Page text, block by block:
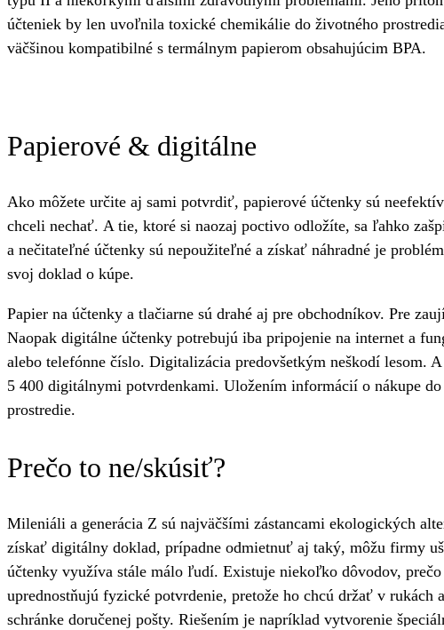
účteniek by len uvoľnila toxické chemikálie do životného
väčšinou kompatibilné s termálnym papierom obsahujúcim BPA.
Papierové & digitálne
Ako môžete určite aj sami potvrdiť, papierové účtenky sú
chceli nechať. A tie, ktoré si naozaj poctivo odložíte, sa ľahko
a nečitateľné účtenky sú nepoužiteľné a získať náhradné je
svoj doklad o kúpe.
Papier na účtenky a tlačiarne sú drahé aj pre obchodníkov. Pre
Naopak digitálne účtenky potrebujú iba pripojenie na internet a
alebo telefónne číslo. Digitalizácia predovšetkým neškodí lesom.
5 400 digitálnymi potvrdenkami. Uložením informácií o nákupe
prostredie.
Prečo to ne/skúsiť?
Mileniáli a generácia Z sú najväčšími zástancami ekologických
získať digitálny doklad, prípadne odmietnuť aj taký, môžu firmy
účtenky využíva stále málo ľudí. Existuje niekoľko dôvodov,
uprednostňujú fyzické potvrdenie, pretože ho chcú držať v
schránke doručenej pošty. Riešením je napríklad vytvorenie